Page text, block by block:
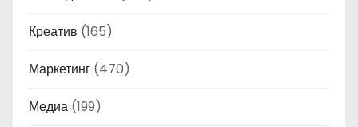
Креатив (165)
Маркетинг (470)
Медиа (199)